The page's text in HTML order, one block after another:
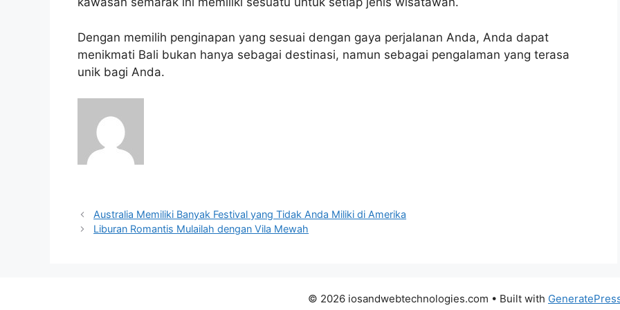
Dengan memilih penginapan yang sesuai dengan gaya perjalanan Anda, Anda dapat
menikmati Bali bukan hanya sebagai destinasi, namun sebagai pengalaman yang terasa
unik bagi Anda.
pos
Australia Memiliki Banyak Festival yang Tidak Anda Miliki di Amerika
Liburan Romantis Mulailah dengan Vila Mewah
© 2026 iosandwebtechnologies.com • Built with